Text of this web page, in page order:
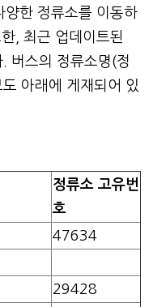
한 정류소를 이동하
, 최근 업데이트된
버스의 정류소명(정
아래에 게재되어 있
정류소 고유번
호
47634
29428